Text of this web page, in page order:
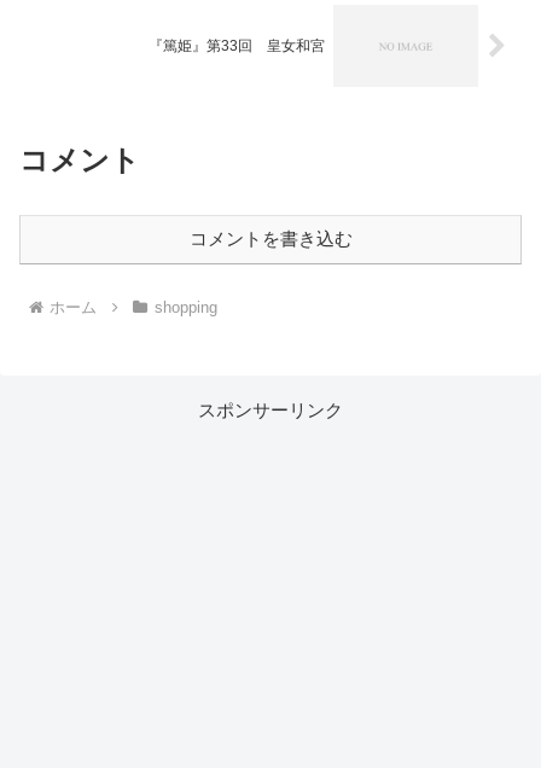
『篤姫』第33回 皇女和宮
コメント
コメントを書き込む
ホーム shopping
スポンサーリンク